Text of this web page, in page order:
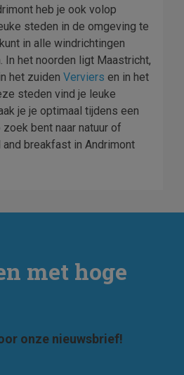
heb je ook volop
steden in de omgeving te
in alle windrichtingen
In het noorden ligt Maastricht,
het zuiden Verviers en in het
steden vind je leuke
je je optimaal tijdens een
bent naar natuur of
breakfast in Andrimont
met hoge
onze nieuwsbrief!